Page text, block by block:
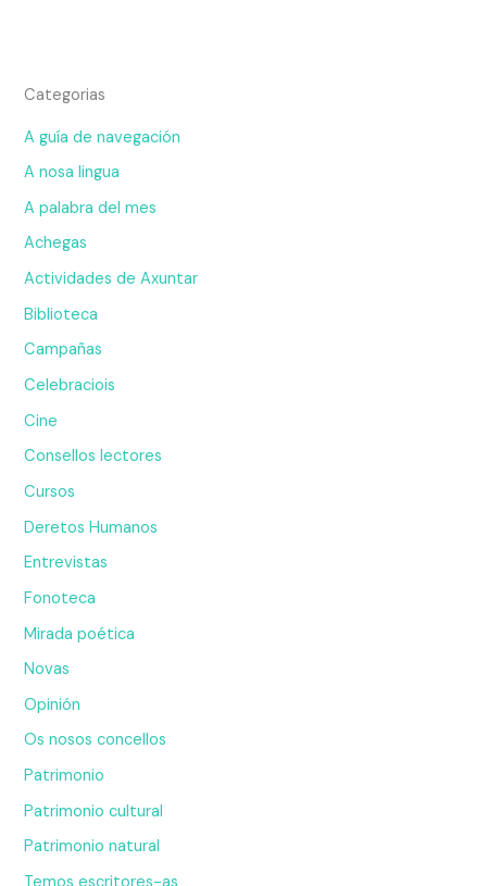
Categorias
A guía de navegación
A nosa lingua
A palabra del mes
Achegas
Actividades de Axuntar
Biblioteca
Campañas
Celebraciois
Cine
Consellos lectores
Cursos
Deretos Humanos
Entrevistas
Fonoteca
Mirada poética
Novas
Opinión
Os nosos concellos
Patrimonio
Patrimonio cultural
Patrimonio natural